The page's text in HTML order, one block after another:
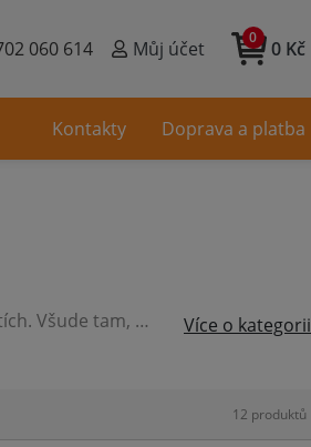
060 614 Můj účet 0 Kč
0
Aku svítilny můžete používat jak v domácnosti, tak na různých pracovištích. Všude tam, kde je nevhodné tahat za sebou elektrický kabel k přenosné svítilně a přitom mít zaručený dostatečně dlouhý a silný světelný tok. Více o kategorii
Kontakty Doprava a platba